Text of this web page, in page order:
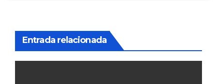
Entrada relacionada